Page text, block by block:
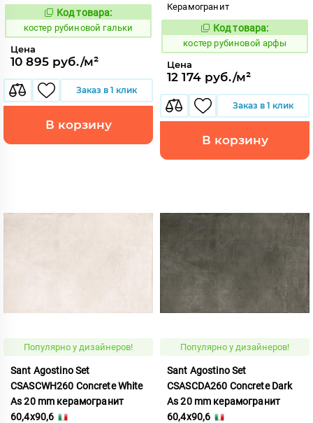
806765
Код товара:
костер рубиновой гальки
Цена
10 895 руб./м²
Заказ в 1 клик
В корзину
Керамогранит
806751
Код товара:
костер рубиновой арфы
Цена
12 174 руб./м²
Заказ в 1 клик
В корзину
Популярно у дизайнеров!
Sant Agostino Set
CSASCWH260 Concrete White
As 20 mm керамогранит
60,4x90,6
Популярно у дизайнеров!
Sant Agostino Set
CSASCDA260 Concrete Dark
As 20 mm керамогранит
60,4x90,6